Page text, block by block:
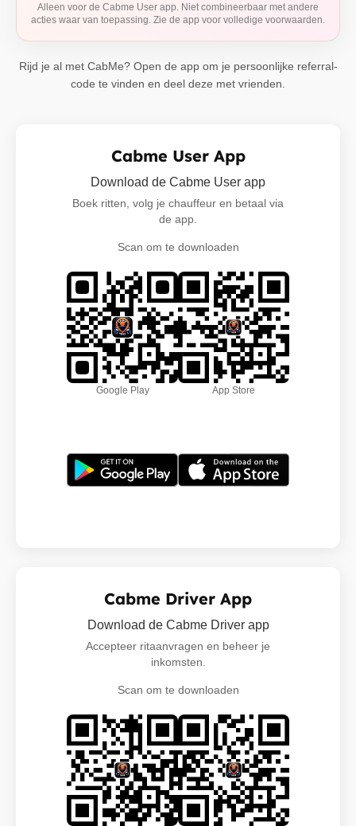
Alleen voor de Cabme User app. Niet combineerbaar met andere
acties waar van toepassing. Zie de app voor volledige voorwaarden.
Rijd je al met CabMe? Open de app om je persoonlijke referral-
code te vinden en deel deze met vrienden.
Cabme User App
Download de Cabme User app
Boek ritten, volg je chauffeur en betaal via
de app.
Scan om te downloaden
Google Play App Store
Cabme Driver App
Download de Cabme Driver app
Accepteer ritaanvragen en beheer je
inkomsten.
Scan om te downloaden